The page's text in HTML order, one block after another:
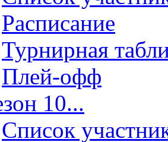
Расписание
Турнирная
Плей-офф
10...
Список